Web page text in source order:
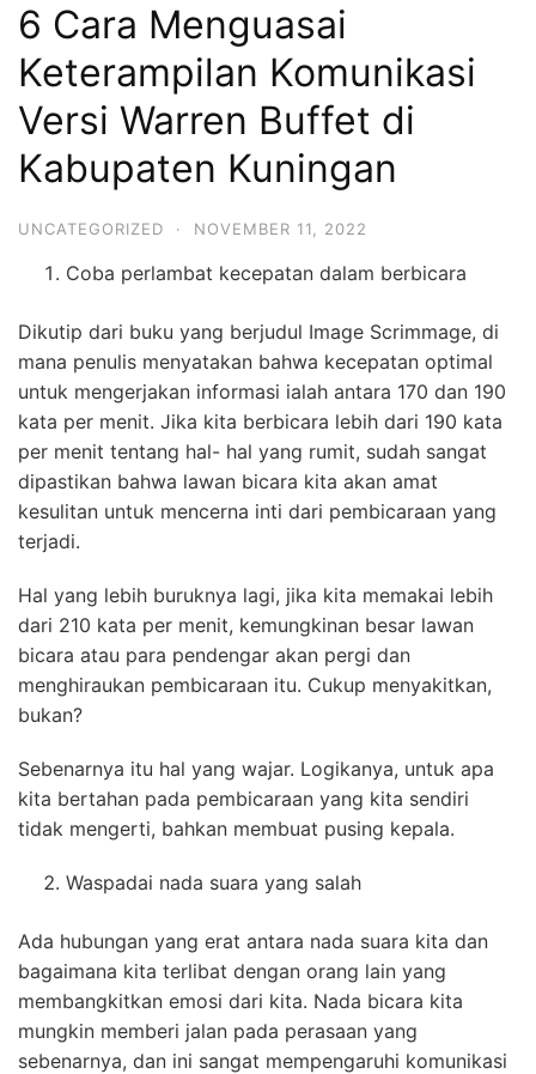
6 Cara Menguasai
Keterampilan Komunikasi
Versi Warren Buffet di
Kabupaten Kuningan
UNCATEGORIZED · NOVEMBER 11, 2022
Coba perlambat kecepatan dalam berbicara
Dikutip dari buku yang berjudul Image Scrimmage, di
mana penulis menyatakan bahwa kecepatan optimal
untuk mengerjakan informasi ialah antara 170 dan 190
kata per menit. Jika kita berbicara lebih dari 190 kata
per menit tentang hal- hal yang rumit, sudah sangat
dipastikan bahwa lawan bicara kita akan amat
kesulitan untuk mencerna inti dari pembicaraan yang
terjadi.
Hal yang lebih buruknya lagi, jika kita memakai lebih
dari 210 kata per menit, kemungkinan besar lawan
bicara atau para pendengar akan pergi dan
menghiraukan pembicaraan itu. Cukup menyakitkan,
bukan?
Sebenarnya itu hal yang wajar. Logikanya, untuk apa
kita bertahan pada pembicaraan yang kita sendiri
tidak mengerti, bahkan membuat pusing kepala.
Waspadai nada suara yang salah
Ada hubungan yang erat antara nada suara kita dan
bagaimana kita terlibat dengan orang lain yang
membangkitkan emosi dari kita. Nada bicara kita
mungkin memberi jalan pada perasaan yang
sebenarnya, dan ini sangat mempengaruhi komunikasi